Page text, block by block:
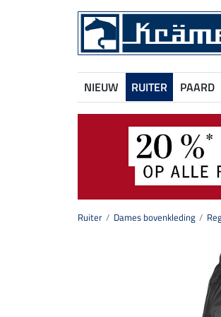
NIEUW RUITER PAARD
Ruiter Dames bovenkleding